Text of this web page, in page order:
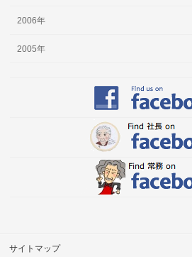
2006年
2005年
サイトマップ